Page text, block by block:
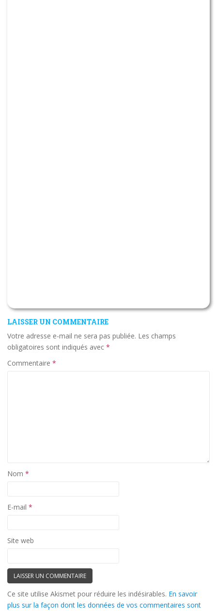
LAISSER UN COMMENTAIRE
Votre adresse e-mail ne sera pas publiée. Les champs
obligatoires sont indiqués avec *
Commentaire *
Nom *
E-mail *
Site web
Ce site utilise Akismet pour réduire les indésirables. En savoir
plus sur la façon dont les données de vos commentaires sont